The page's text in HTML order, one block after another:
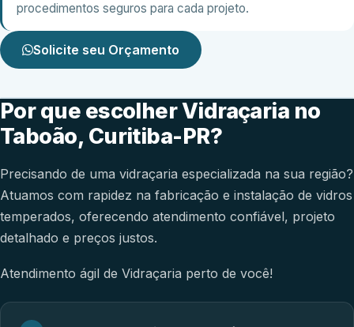
procedimentos seguros para cada projeto.
Solicite seu Orçamento
Por que escolher Vidraçaria no
Taboão, Curitiba-PR?
Precisando de uma vidraçaria especializada na sua região?
Atuamos com rapidez na fabricação e instalação de vidros
temperados, oferecendo atendimento confiável, projeto
detalhado e preços justos.
Atendimento ágil de Vidraçaria perto de você!